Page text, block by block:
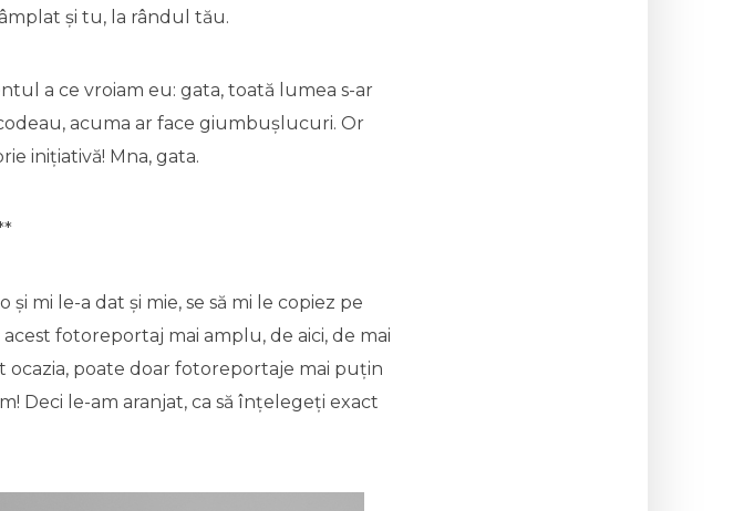
și tu, la rândul tău.
a ce vroiam eu: gata, toată lumea s-ar
acuma ar face giumbușlucuri. Or
inițiativă! Mna, gata.
mi le-a dat și mie, se să mi le copiez pe
fotoreportaj mai amplu, de aici, de mai
ocazia, poate doar fotoreportaje mai puțin
Deci le-am aranjat, ca să înțelegeți exact